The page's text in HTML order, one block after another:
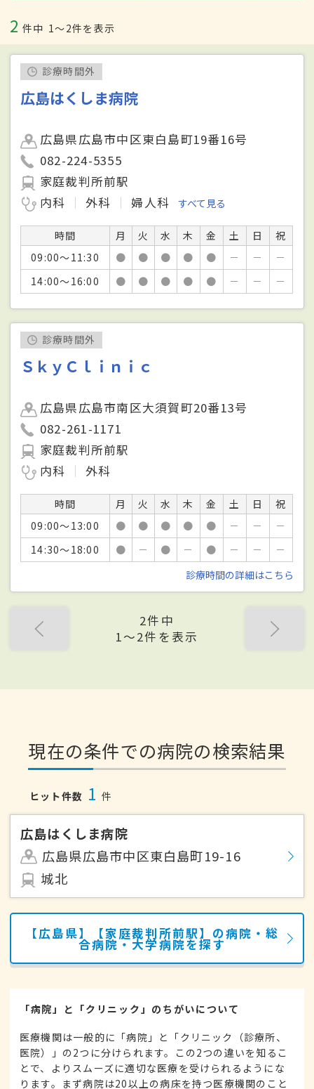
2 件中 1〜2件を表示
診療時間外
広島はくしま病院
広島県広島市中区東白島町19番16号
082-224-5355
家庭裁判所前駅
内科
外科 婦人科 すべて見る
時間 月 火 水 木 金 土 日
祝
09:00～11:30
● ● ● ● ● － －
－
14:00～16:00
● ● ● ● ● － － －
診療時間外
ＳｋｙＣｌｉｎｉｃ
広島県広島市南区大須賀町20番13号
082-261-1171
家庭裁判所前駅
内科
外科
時間 月 火 水 木 金 土 日
祝
09:00～13:00
● ● ● ● ● － －
－
14:30～18:00
● － ● － ● － －
－
診療時間の詳細はこちら
2件中
1〜2件を表示
現在の条件での病院の検索結果
ヒット件数 1 件
広島はくしま病院
広島県広島市中区東白島町19-16
城北
【広島県】【家庭裁判所前駅】の病院・総
合病院・大学病院を探す
「病院」と「クリニック」のちがいについて
医療機関は一般的に「病院」と「クリニック（診療所、
医院）」の2つに分けられます。この2つの違いを知るこ
とで、よりスムーズに適切な医療を受けられるようにな
ります。まず病院は20以上の病床を持つ医療機関のこと